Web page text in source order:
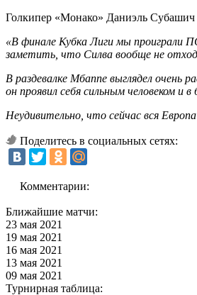
Голкипер «Монако» Даниэль
«В финале Кубка Лиги мы проиграли
заметить, что Силва вообще не
В раздевалке Мбаппе выглядел очень
он проявил себя сильным человеком и
Неудивительно, что сейчас вся
Поделитесь в социальных сетях:
Комментарии:
Ближайшие матчи:
23 мая 2021
19 мая 2021
16 мая 2021
13 мая 2021
09 мая 2021
Турнирная таблица: